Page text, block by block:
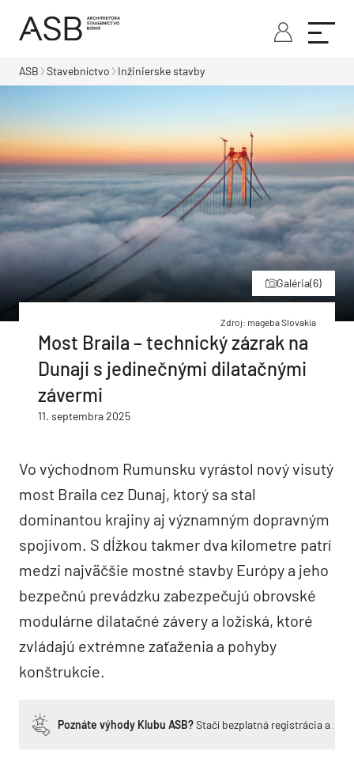
ASB Stavebníctvo Inžinierske stavby
Galéria(6)
Zdroj: mageba Slovakia
Most Braila – technický zázrak na
Dunaji s jedinečnými dilatačnými
závermi
11. septembra 2025
Vo východnom Rumunsku vyrástol nový visutý
most Braila cez Dunaj, ktorý sa stal
dominantou krajiny aj významným dopravným
spojivom. S dĺžkou takmer dva kilometre patrí
medzi najväčšie mostné stavby Európy a jeho
bezpečnú prevádzku zabezpečujú obrovské
modulárne dilatačné závery a ložiská, ktoré
zvládajú extrémne zaťaženia a pohyby
konštrukcie.
Poznáte výhody Klubu ASB?Stačí bezplatná registrácia a